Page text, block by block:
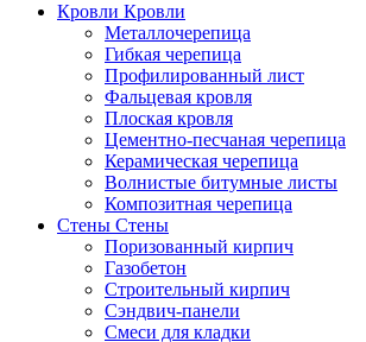
Кровли Кровли
Металлочерепица
Гибкая черепица
Профилированный лист
Фальцевая кровля
Плоская кровля
Цементно-песчаная черепица
Керамическая черепица
Волнистые битумные листы
Композитная черепица
Стены Стены
Поризованный кирпич
Газобетон
Строительный кирпич
Сэндвич-панели
Смеси для кладки